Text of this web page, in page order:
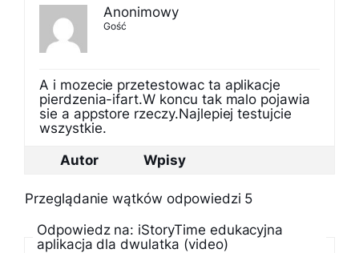
Anonimowy
Gość
A i mozecie przetestowac ta aplikacje
pierdzenia-ifart.W koncu tak malo pojawia
sie a appstore rzeczy.Najlepiej testujcie
wszystkie.
Autor
Wpisy
Przeglądanie wątków odpowiedzi 5
Odpowiedz na: iStoryTime edukacyjna
aplikacja dla dwulatka (video)